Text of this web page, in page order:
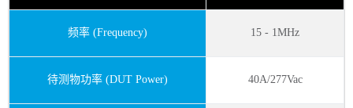
频率 (Frequency) 15 - 1MHz
待测物功率 (DUT Power) 40A/277Vac